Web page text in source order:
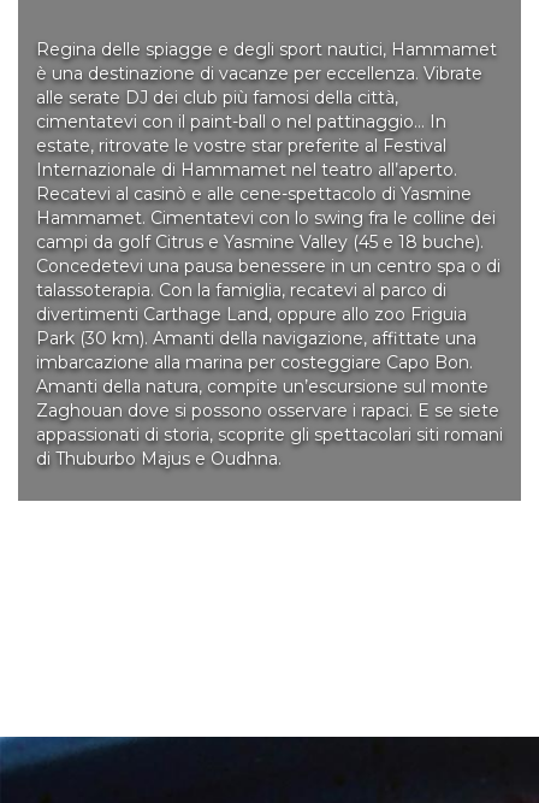
Regina delle spiagge e degli sport nautici, Hammamet
è una destinazione di vacanze per eccellenza. Vibrate
alle serate DJ dei club più famosi della città,
cimentatevi con il paint-ball o nel pattinaggio… In
estate, ritrovate le vostre star preferite al Festival
Internazionale di Hammamet nel teatro all’aperto.
Recatevi al casinò e alle cene-spettacolo di Yasmine
Hammamet. Cimentatevi con lo swing fra le colline dei
campi da golf Citrus e Yasmine Valley (45 e 18 buche).
Concedetevi una pausa benessere in un centro spa o di
talassoterapia. Con la famiglia, recatevi al parco di
divertimenti Carthage Land, oppure allo zoo Friguia
Park (30 km). Amanti della navigazione, affittate una
imbarcazione alla marina per costeggiare Capo Bon.
Amanti della natura, compite un’escursione sul monte
Zaghouan dove si possono osservare i rapaci. E se siete
appassionati di storia, scoprite gli spettacolari siti romani
di Thuburbo Majus e Oudhna.